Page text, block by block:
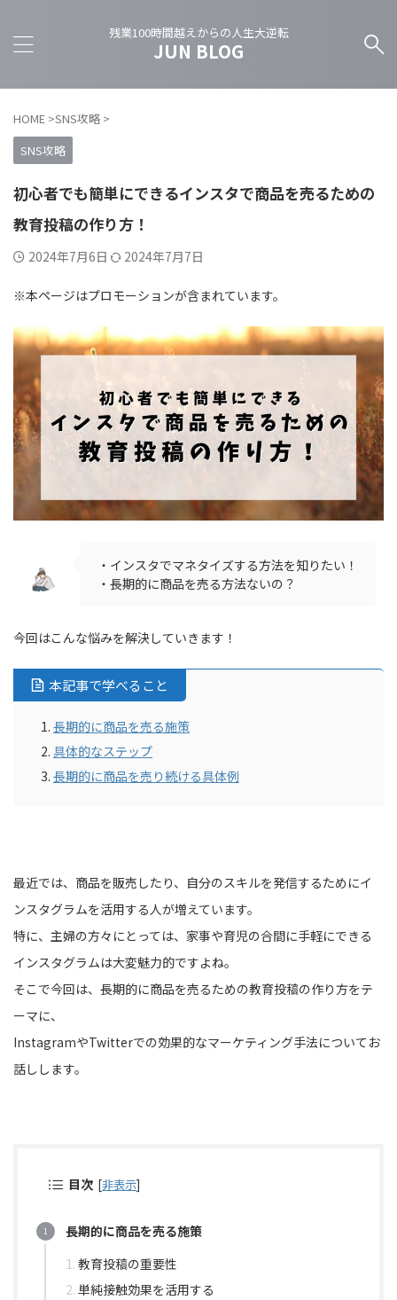
残業100時間越えからの人生大逆転
JUN BLOG
HOME >SNS攻略 >
SNS攻略
初心者でも簡単にできるインスタで商品を売るための
教育投稿の作り方！
2024年7月6日 2024年7月7日
※本ページはプロモーションが含まれています。
・インスタでマネタイズする方法を知りたい！
・長期的に商品を売る方法ないの？
今回はこんな悩みを解決していきます！
本記事で学べること
長期的に商品を売る施策
具体的なステップ
長期的に商品を売り続ける具体例
最近では、商品を販売したり、自分のスキルを発信するためにイ
ンスタグラムを活用する人が増えています。
特に、主婦の方々にとっては、家事や育児の合間に手軽にできる
インスタグラムは大変魅力的ですよね。
そこで今回は、長期的に商品を売るための教育投稿の作り方をテ
ーマに、
InstagramやTwitterでの効果的なマーケティング手法についてお
話しします。
目次 [非表示]
長期的に商品を売る施策
教育投稿の重要性
単純接触効果を活用する